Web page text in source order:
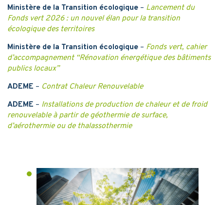
Ministère de la Transition écologique – Lancement du
Fonds vert 2026 : un nouvel élan pour la transition
écologique des territoires
Ministère de la Transition écologique – Fonds vert, cahier
d’accompagnement “Rénovation énergétique des bâtiments
publics locaux”
ADEME – Contrat Chaleur Renouvelable
ADEME – Installations de production de chaleur et de froid
renouvelable à partir de géothermie de surface,
d’aérothermie ou de thalassothermie